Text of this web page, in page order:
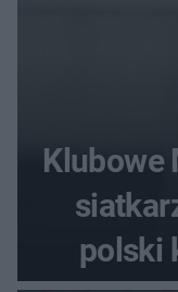
Klubowe
polski